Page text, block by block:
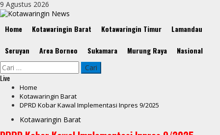
Skip
to
9 Agustus 2026
Menu
Home Kotawaringin Barat Kotawaringin Timur Lamandau
Seruyan Area Borneo Sukamara Murung Raya Nasional
Cari
untuk:
Live
Home
Kotawaringin Barat
DPRD Kobar Kawal Implementasi Inpres 9/2025
Kotawaringin Barat